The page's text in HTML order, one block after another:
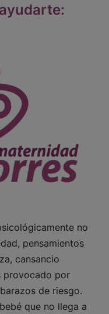
no
pensamientos
cansancio
provocado por
de riesgo.
que no llega a